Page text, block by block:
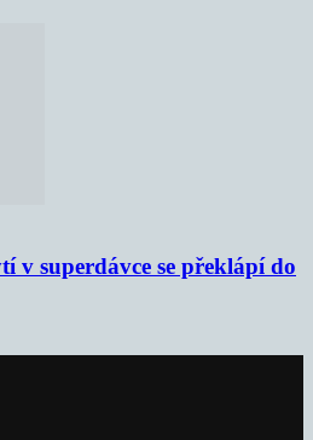
v superdávce se překlápí do